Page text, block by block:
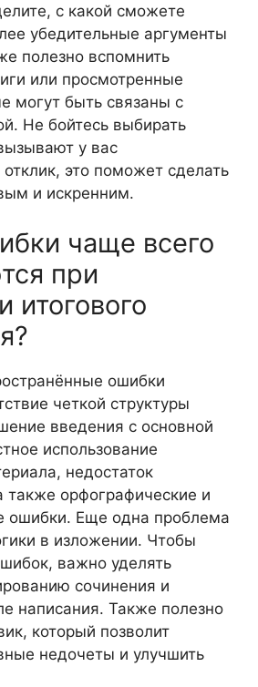
с какой сможете
убедительные аргументы
полезно вспомнить
или просмотренные
могут быть связаны с
Не бойтесь выбирать
у вас
это поможет сделать
и искренним.
чаще всего
при
итогового
ошибки
четкой структуры
введения с основной
использование
недостаток
также орфографические и
ошибки. Еще одна проблема
в изложении. Чтобы
важно уделять
сочинения и
написания. Также полезно
который позволит
недочеты и улучшить